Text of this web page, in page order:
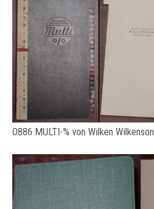
O886 MULTI-% von Wilken Wilkenson